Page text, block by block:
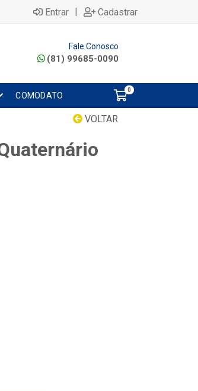
Entrar | Cadastrar
Fale Conosco
(81) 99685-0090
COMODATO
0
VOLTAR